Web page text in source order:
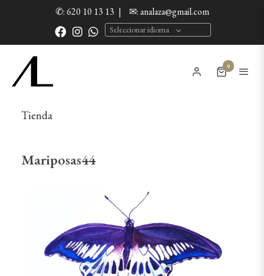
✆: 620 10 13 13 | ✉: analaza@gmail.com
Seleccionar idioma
0
Tienda
Mariposas44